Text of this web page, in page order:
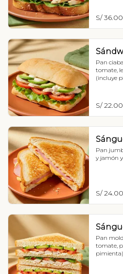
S/ 36.00
Pan
tomate,
(incluye
S/ 22.00
Pan
y jamón
S/ 24.00
Pan
tomate,